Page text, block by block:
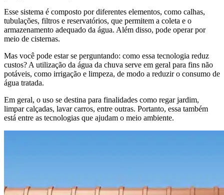
Esse sistema é composto por diferentes elementos, como calhas,
tubulações, filtros e reservatórios, que permitem a coleta e o
armazenamento adequado da água. Além disso, pode operar por
meio de cisternas.
Mas você pode estar se perguntando: como essa tecnologia reduz
custos? A utilização da água da chuva serve em geral para fins não
potáveis, como irrigação e limpeza, de modo a reduzir o consumo de
água tratada.
Em geral, o uso se destina para finalidades como regar jardim,
limpar calçadas, lavar carros, entre outras. Portanto, essa também
está entre as tecnologias que ajudam o meio ambiente.